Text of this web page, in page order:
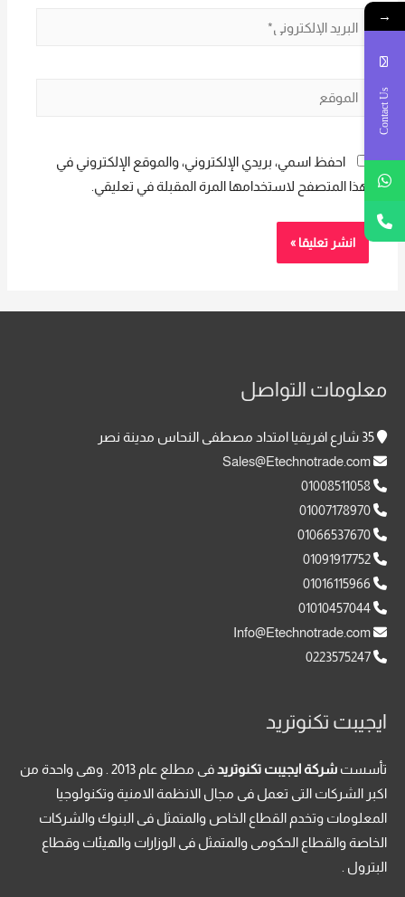
البريد
الموقع
احفظ اسمي، بريدي الإلكتروني، والموقع الإلكتروني في
هذا المتصفح لاستخدامها المرة المقبلة في تعليقي.
معلومات التواصل
01008511058
01007178970
01066537670
01091917752
01016115966
01010457044
0223575247
ايجيبت تكنوتريد
تأسست شركة ايجيبت تكنوتريد
فى مطلع عام 2013 . وهى واحدة من
اكبر الشركات التى تعمل فى مجال الانظمة الامنية وتكنولوجيا
المعلومات وتخدم القطاع الخاص والمتمثل فى البنوك والشركات
الخاصة والقطاع الحكومى والمتمثل فى الوزارات والهيئات وقطاع
البترول .
→
Contact Us